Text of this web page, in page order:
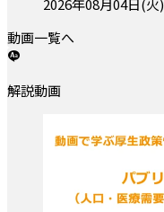
動画一覧へ
解説動画